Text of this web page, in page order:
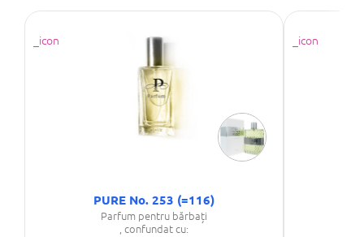
PURE No. 253 (=116)
Parfum pentru bărbați
, confundat cu: